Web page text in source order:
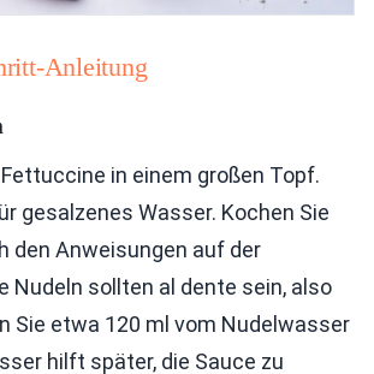
Anleitung
in einem großen Topf.
gesalzenes Wasser. Kochen Sie
den Anweisungen auf der
Nudeln sollten al dente sein, also
Sie etwa 120 ml vom Nudelwasser
hilft später, die Sauce zu